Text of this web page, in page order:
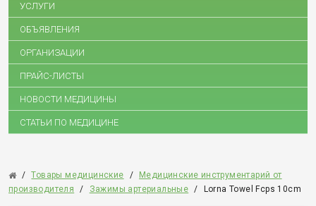
УСЛУГИ
ОБЪЯВЛЕНИЯ
ОРГАНИЗАЦИИ
ПРАЙС-ЛИСТЫ
НОВОСТИ МЕДИЦИНЫ
СТАТЬИ ПО МЕДИЦИНЕ
/ Товары медицинские /
Медицинские инструментарий от
производителя
/ Зажимы артериальные / Lorna Towel Fcps 10cm